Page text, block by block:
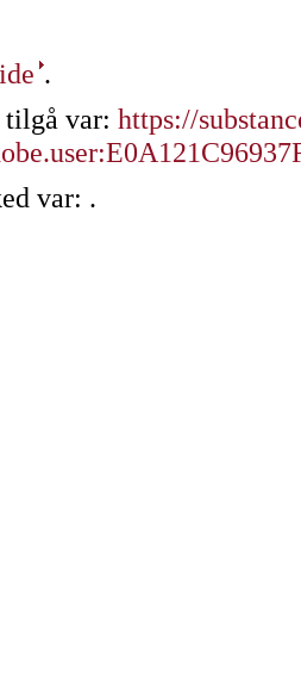
.
tilgå var: https://
var: .